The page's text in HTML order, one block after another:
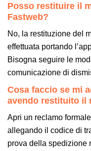
Posso restituire il
Fastweb?
No, la restituzione del
effettuata portando
Bisogna seguire le
comunicazione di
Cosa faccio se mi
avendo restituito il
Apri un reclamo
allegando il codice di
prova della spedizione